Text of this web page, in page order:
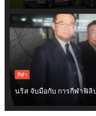
กีฬา
นริส จับมือกับ การกีฬาฟิลิ